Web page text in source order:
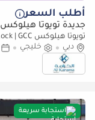
أطلب السعر
جديدة تويوتا هيلوكس ADVENTURE
Specs | Bedliner
دبي خليجي
استجابة سريعة